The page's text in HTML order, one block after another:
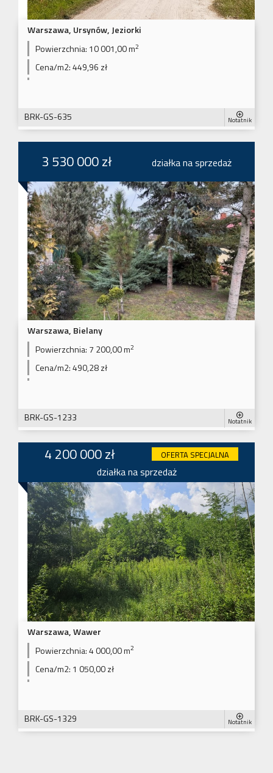
Warszawa, Ursynów, Jeziorki
Powierzchnia: 10 001,00 m2
Cena/m2:449,96 zł
BRK-GS-635 Notatnik
3 530 000 zł działka na sprzedaż
Warszawa, Bielany
Powierzchnia: 7 200,00 m2
Cena/m2:490,28 zł
BRK-GS-1233 Notatnik
4 200 000 zł OFERTA SPECJALNA
działka na sprzedaż
Warszawa, Wawer
Powierzchnia:4 000,00 m2
Cena/m2: 1 050,00 zł
BRK-GS-1329 Notatnik